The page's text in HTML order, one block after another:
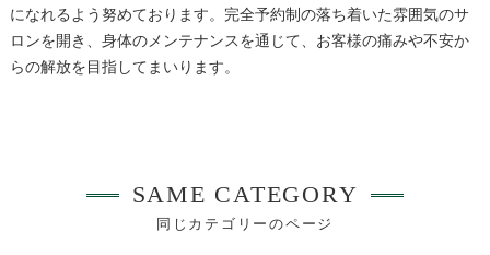
になれるよう努めております。完全予約制の落ち着いた雰囲気のサ
ロンを開き、身体のメンテナンスを通じて、お客様の痛みや不安か
らの解放を目指してまいります。
同じカテゴリーのページ
SAME CATEGORY